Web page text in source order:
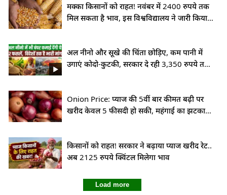
मक्का किसानों को राहत! नवंबर में 2400 रुपये तक
मिल सकता है भाव, इस विश्वविद्यालय ने जारी किया
अल नीनो और सूखे की चिंता छोड़िए, कम पानी में
उगाएं कोदो-कुटकी, सरकार दे रही 3,350 रुपये तक
Onion Price: प्याज की 5वीं बार कीमत बढ़ी पर
खरीद केवल 5 फीसदी हो सकी, महंगाई का झटका
किसानों को राहत! सरकार ने बढ़ाया प्याज खरीद रेट..
अब 2125 रुपये क्विंटल मिलेगा भाव
Load more